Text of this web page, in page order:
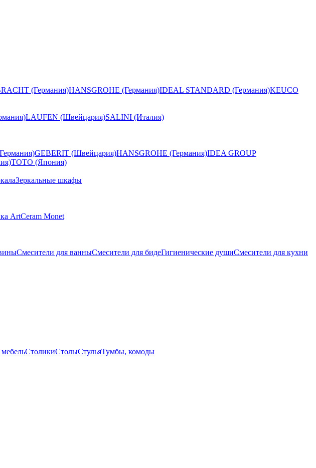
(Германия)HANSGROHE (Германия)IDEAL STANDARD (Германия)KEUCO
LAUFEN (Швейцария)SALINI (Италия)
GEBERIT (Швейцария)HANSGROHE (Германия)IDEA GROUP
TOTO (Япония)
Зеркальные шкафы
ArtCeram Monet
Смесители для ванныСмесители для бидеГигиенические душиСмесители для кухни
СтоликиСтолыСтульяТумбы, комоды